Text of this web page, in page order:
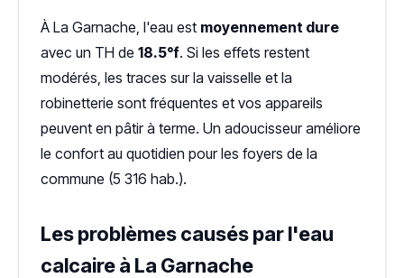
À La Garnache, l'eau est moyennement dure
avec un TH de 18.5°f. Si les effets restent
modérés, les traces sur la vaisselle et la
robinetterie sont fréquentes et vos appareils
peuvent en pâtir à terme. Un adoucisseur améliore
le confort au quotidien pour les foyers de la
commune (5 316 hab.).
Les problèmes causés par l'eau
calcaire à La Garnache